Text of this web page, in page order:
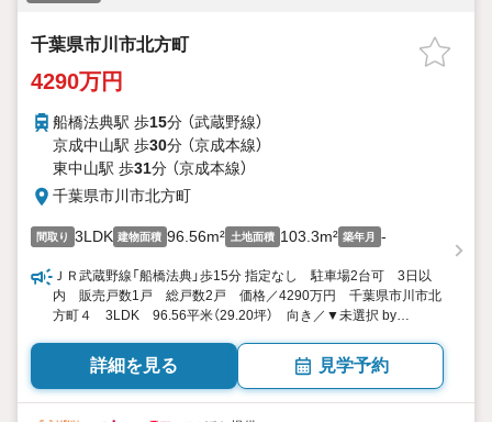
千葉県市川市北方町
4290万円
船橋法典駅 歩15分 （武蔵野線）
京成中山駅 歩30分 （京成本線）
東中山駅 歩31分 （京成本線）
千葉県市川市北方町
間取り 3LDK 建物面積 96.56m² 土地面積 103.3m² 築年月 -
ＪＲ武蔵野線「船橋法典」歩15分 指定なし 駐車場2台可 3日以
内 販売戸数1戸 総戸数2戸 価格／4290万円 千葉県市川市北
方町４ 3LDK 96.56平米（29.20坪） 向き／▼未選択 by
詳細を見る 見学予約